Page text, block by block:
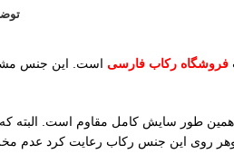
فروشگاه رکاب فارسی است. این جنس
روی این جنس رکاب رعایت کرد عدم